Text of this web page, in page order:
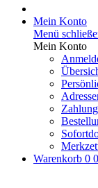
Mein Konto
Menü
Mein Konto
Warenkorb 0